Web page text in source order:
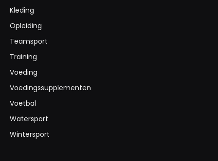
Kleding
Opleiding
Teamsport
Training
Voeding
Voedingssupplementen
Voetbal
Watersport
Wintersport